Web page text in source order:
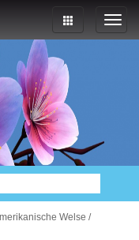
Welse /